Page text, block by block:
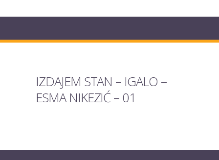
IZDAJEM STAN – IGALO –
ESMA NIKEZIĆ – 01